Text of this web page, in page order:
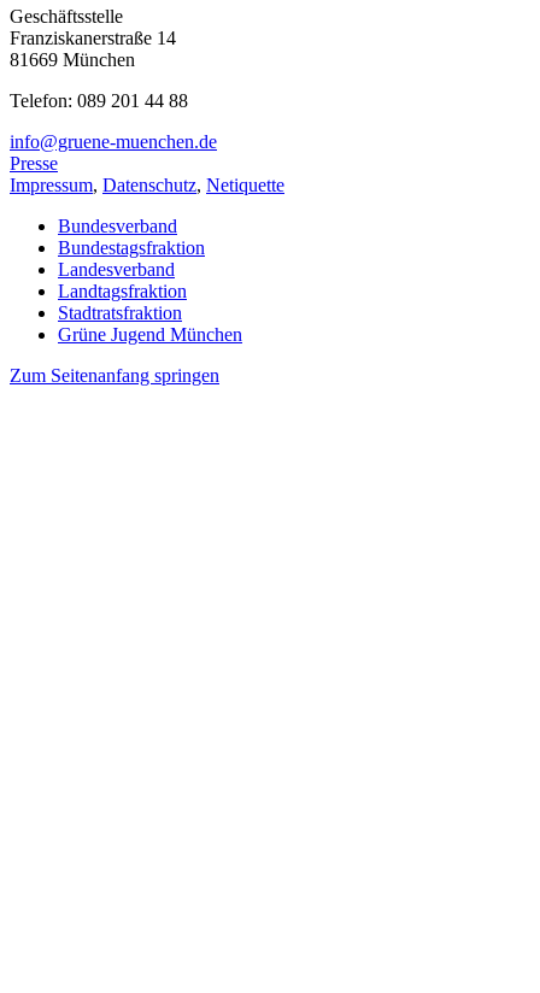
Geschäftsstelle
Franziskanerstraße 14
81669 München
Telefon: 089 201 44 88
info@gruene-muenchen.de
Presse
Impressum, Datenschutz, Netiquette
Bundesverband
Bundestagsfraktion
Landesverband
Landtagsfraktion
Stadtratsfraktion
Grüne Jugend München
Zum Seitenanfang springen